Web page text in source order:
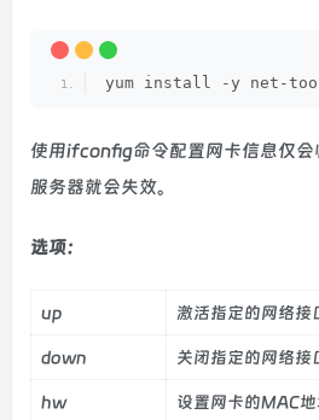
yum install -y net-
使用ifconfig命令配置网卡信息仅会
服务器就会失效。
选项：
up 激活指定的网络接
down 关闭指定的网络接
hw 设置网卡的MAC地